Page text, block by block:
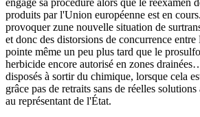
produits par l'Union européenne est en
provoquer zune nouvelle situation de
et donc des distorsions de concurrence entre
pointe même un peu plus tard que le
herbicide encore autorisé en zones
disposés à sortir du chimique, lorsque cela
grâce pas de retraits sans de réelles
au représentant de l'État.